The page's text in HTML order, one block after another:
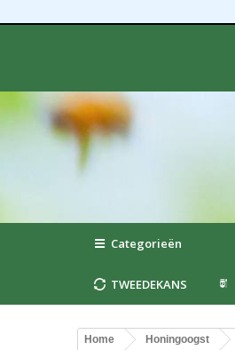
Categorieën
TWEEDEKANS
Home Honingoogst